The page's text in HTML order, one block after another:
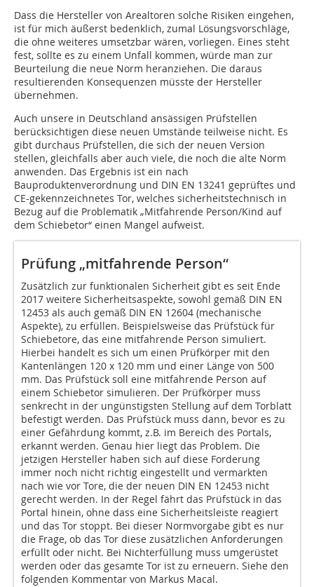
Dass die Hersteller von Arealtoren solche Risiken eingehen,
ist für mich äußerst bedenklich, zumal Lösungsvorschläge,
die ohne weiteres umsetzbar wären, vorliegen. Eines steht
fest, sollte es zu einem Unfall kommen, würde man zur
Beurteilung die neue Norm heranziehen. Die daraus
resultierenden Konsequenzen müsste der Hersteller
übernehmen.
Auch unsere in Deutschland ansässigen Prüfstellen
berücksichtigen diese neuen Umstände teilweise nicht. Es
gibt durchaus Prüfstellen, die sich der neuen Version
stellen, gleichfalls aber auch viele, die noch die alte Norm
anwenden. Das Ergebnis ist ein nach
Bauproduktenverordnung und DIN EN 13241 geprüftes und
CE-gekennzeichnetes Tor, welches sicherheitstechnisch in
Bezug auf die Problematik „Mitfahrende Person/Kind auf
dem Schiebetor“ einen Mangel aufweist.
Prüfung „mitfahrende Person“
Zusätzlich zur funktionalen Sicherheit gibt es seit Ende
2017 weitere Sicherheitsaspekte, sowohl gemäß DIN EN
12453 als auch gemäß DIN EN 12604 (mechanische
Aspekte), zu erfüllen. Beispielsweise das Prüfstück für
Schiebetore, das eine mitfahrende Person simuliert.
Hierbei handelt es sich um einen Prüfkörper mit den
Kantenlängen 120 x 120 mm und einer Länge von 500
mm. Das Prüfstück soll eine mitfahrende Person auf
einem Schiebetor simulieren. Der Prüfkörper muss
senkrecht in der ungünstigsten Stellung auf dem Torblatt
befestigt werden. Das Prüfstück muss dann, bevor es zu
einer Gefährdung kommt, z.B. im Bereich des Portals,
erkannt werden. Genau hier liegt das Problem. Die
jetzigen Hersteller haben sich auf diese Forderung
immer noch nicht richtig eingestellt und vermarkten
nach wie vor Tore, die der neuen DIN EN 12453 nicht
gerecht werden. In der Regel fährt das Prüfstück in das
Portal hinein, ohne dass eine Sicherheitsleiste reagiert
und das Tor stoppt. Bei dieser Normvorgabe gibt es nur
die Frage, ob das Tor diese zusätzlichen Anforderungen
erfüllt oder nicht. Bei Nichterfüllung muss umgerüstet
werden oder das gesamte Tor ist zu erneuern. Siehe den
folgenden Kommentar von Markus Macal.